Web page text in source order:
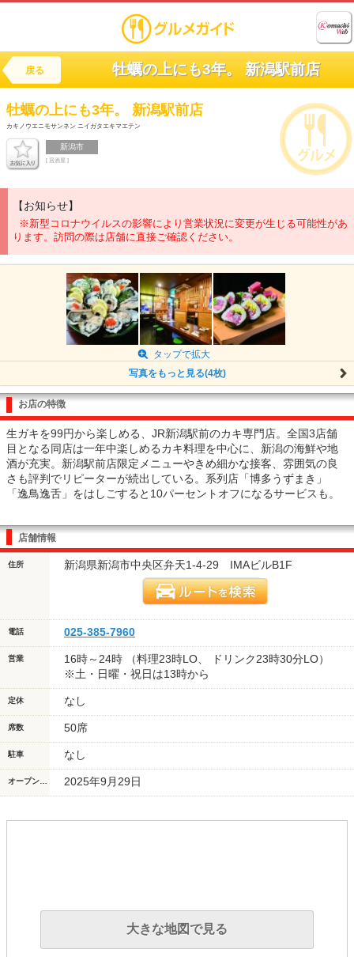
戻る 牡蠣の上にも3年。 新潟駅前店
牡蠣の上にも3年。 新潟駅前店
カキノウエニモサンネン ニイガタエキマエテン
新潟市
[ 居酒屋 ]
【お知らせ】
※新型コロナウイルスの影響により営業状況に変更が生じる可能性があ
ります。訪問の際は店舗に直接ご確認ください。
タップで拡大
写真をもっと見る(4枚)
お店の特徴
生ガキを99円から楽しめる、JR新潟駅前のカキ専門店。全国3店舗
目となる同店は一年中楽しめるカキ料理を中心に、新潟の海鮮や地
酒が充実。新潟駅前店限定メニューやきめ細かな接客、雰囲気の良
さも評判でリピーターが続出している。系列店「博多うずまき」
「逸鳥逸舌」をはしごすると10パーセントオフになるサービスも。
店舗情報
住所 新潟県新潟市中央区弁天1-4-29 IMAビルB1F
電話 025-385-7960
営業
16時～24時 （料理23時LO、 ドリンク23時30分LO）
※土・日曜・祝日は13時から
定休 なし
席数 50席
駐車 なし
2025年9月29日
大きな地図で見る